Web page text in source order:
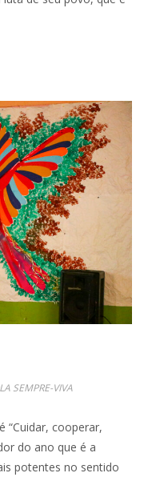
SEMPRE-VIVA
“Cuidar, cooperar,
do ano que é a
potentes no sentido